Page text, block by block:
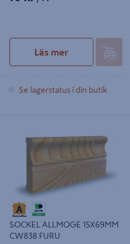
Läs mer
Se lagerstatus i din butik
SOCKEL ALLMOGE 15X69MM
CW838 FURU